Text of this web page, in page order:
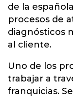
de la
procesos de
diagnósticos
al cliente.
Uno de los
trabajar a
franquicias.